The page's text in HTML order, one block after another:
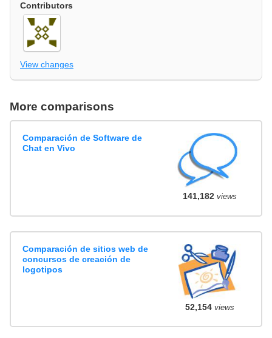
Contributors
View changes
More comparisons
Comparación de Software de
Chat en Vivo
141,182views
Comparación de sitios web de
concursos de creación de
logotipos
52,154views